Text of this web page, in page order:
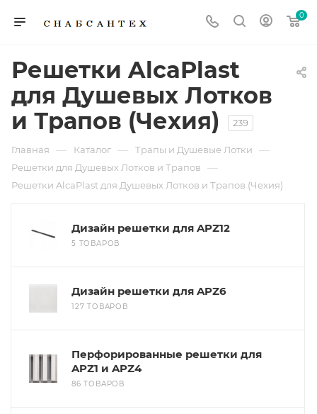
0
Решетки AlcaPlast
для Душевых Лотков
и Трапов (Чехия)
239
Главная — Каталог — Трапы и Душевые Лотки —
Решетки для Душевых Лотков и Трапов —
Решетки AlcaPlast для Душевых Лотков и Трапов (Чехия)
Дизайн решетки для APZ12
5 ТОВАРОВ
Дизайн решетки для APZ6
127 ТОВАРОВ
Перфорированные решетки для
APZ1 и APZ4
86 ТОВАРОВ